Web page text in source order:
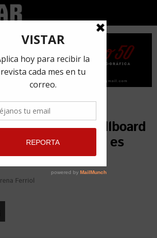
el #1 del Billboard
de tres años. ¡Y es
Ferriol